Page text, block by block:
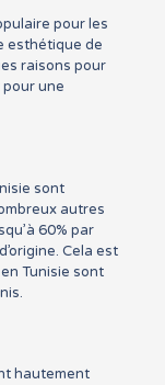
pour les
esthétique de
raisons pour
pour une
sont
autres
60% par
Cela est
Tunisie sont
hautement